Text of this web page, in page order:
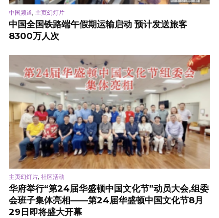
中国频道, 主页幻灯片
中国全国铁路端午假期运输启动 预计发送旅客
8300万人次
主页幻灯片, 社区活动
华府举行“第24届华盛顿中国文化节”动员大会,组委
会班子集体亮相——第24届华盛顿中国文化节8月
29日即将盛大开幕